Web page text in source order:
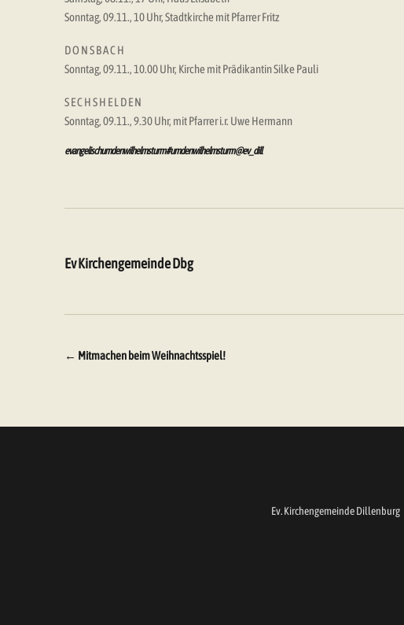
Sonntag, 09.11., 10 Uhr, Stadtkirche mit Pfarrer Fritz
D O N S B A C H
Sonntag, 09.11., 10.00 Uhr, Kirche mit Prädikantin Silke Pauli
S E C H S H E L D E N
Sonntag, 09.11., 9.30 Uhr, mit Pfarrer i.r. Uwe Hermann
evangelischumdenwilhelmsturm #umdenwilhelmsturm @ev_dill
Ev Kirchengemeinde Dbg
Beitragsnavigation
← Mitmachen beim Weihnachtsspiel!
Ev. Kirchengemeinde Dillenburg